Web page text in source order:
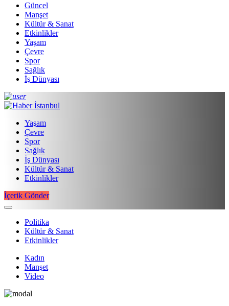
Güncel
Manşet
Kültür & Sanat
Etkinlikler
Yaşam
Çevre
Spor
Sağlık
İş Dünyası
Yaşam
Çevre
Spor
Sağlık
İş Dünyası
Kültür & Sanat
Etkinlikler
İçerik Gönder
Politika
Kültür & Sanat
Etkinlikler
Kadın
Manşet
Video